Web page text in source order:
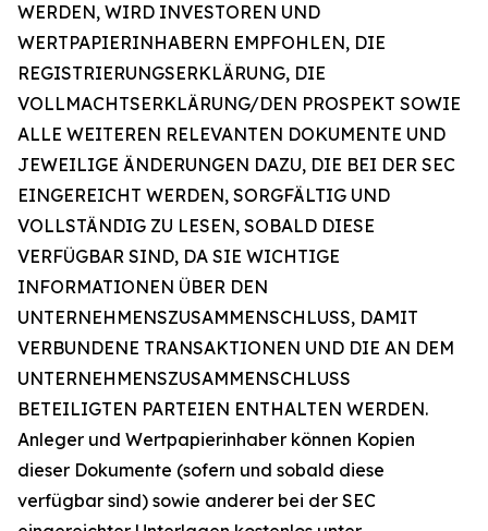
WERDEN, WIRD INVESTOREN UND
WERTPAPIERINHABERN EMPFOHLEN, DIE
REGISTRIERUNGSERKLÄRUNG, DIE
VOLLMACHTSERKLÄRUNG/DEN PROSPEKT SOWIE
ALLE WEITEREN RELEVANTEN DOKUMENTE UND
JEWEILIGE ÄNDERUNGEN DAZU, DIE BEI DER SEC
EINGEREICHT WERDEN, SORGFÄLTIG UND
VOLLSTÄNDIG ZU LESEN, SOBALD DIESE
VERFÜGBAR SIND, DA SIE WICHTIGE
INFORMATIONEN ÜBER DEN
UNTERNEHMENSZUSAMMENSCHLUSS, DAMIT
VERBUNDENE TRANSAKTIONEN UND DIE AN DEM
UNTERNEHMENSZUSAMMENSCHLUSS
BETEILIGTEN PARTEIEN ENTHALTEN WERDEN.
Anleger und Wertpapierinhaber können Kopien
dieser Dokumente (sofern und sobald diese
verfügbar sind) sowie anderer bei der SEC